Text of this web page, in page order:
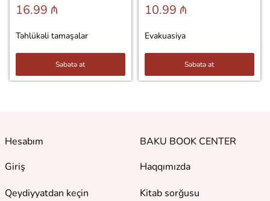
16.99 ₼
Təhlükəli tamaşalar
Səbətə at
10.99 ₼
Evakuasiya
Səbətə at
Hesabım
Giriş
Qeydiyyatdan keçin
BAKU BOOK CENTER
Haqqımızda
Kitab sorğusu